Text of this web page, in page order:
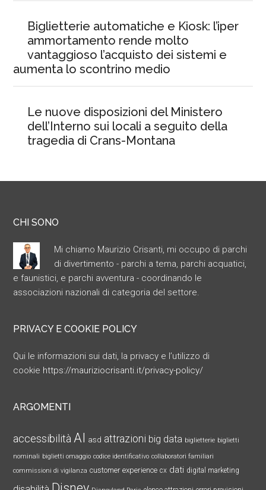
Biglietterie automatiche e Kiosk: l’iper
ammortamento rende molto
vantaggioso l’acquisto dei sistemi e
aumenta lo scontrino medio
Le nuove disposizioni del Ministero
dell’Interno sui locali a seguito della
tragedia di Crans-Montana
CHI SONO
Mi chiamo Maurizio Crisanti, mi occupo di parchi
di divertimento - parchi a tema, parchi acquatici,
e faunistici, e parchi avventura - coordinando le
associazioni nazionali di categoria del settore.
PRIVACY E COOKIE POLICY
Qui le informazioni sui dati, la privacy e l’utilizzo di
cookie https://mauriziocrisanti.it/privacy-policy/
ARGOMENTI
accessibilità AI asd attrazioni big data biglietterie biglietti
nominali biglietti omaggio codice identificativo collaboratori familiari
commissioni di vigilanza customer experience cx dati digital marketing